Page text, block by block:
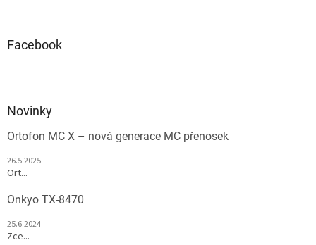
Facebook
Novinky
Ortofon MC X – nová generace MC přenosek
26.5.2025
Ort...
Onkyo TX-8470
25.6.2024
Zce...